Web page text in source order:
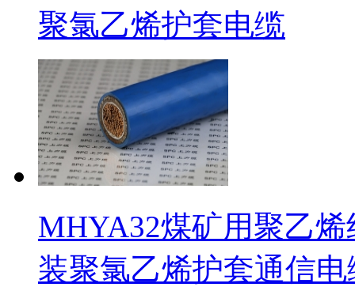
聚氯乙烯护套电缆
MHYA32煤矿用聚乙
装聚氯乙烯护套通信电